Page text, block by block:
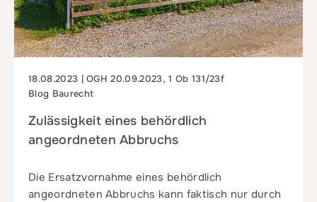
18.08.2023 | OGH 20.09.2023, 1 Ob 131/23f
Blog Baurecht
Zulässigkeit eines behördlich
angeordneten Abbruchs
Die Ersatzvornahme eines behördlich
angeordneten Abbruchs kann faktisch nur durch